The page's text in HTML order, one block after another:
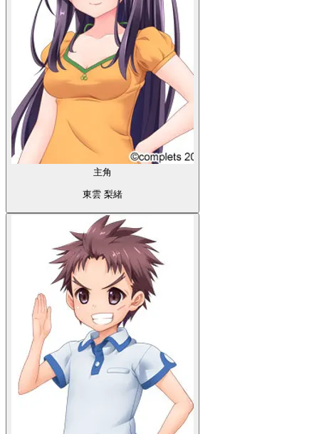
主角
東雲 梨緒